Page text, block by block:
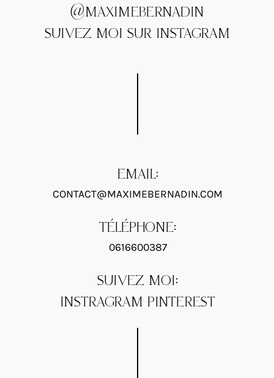
@MAXIMEBERNADIN
SUIVEZ MOI SUR INSTAGRAM
EMAIL:
CONTACT@MAXIMEBERNADIN.COM
TÉLÉPHONE:
0616600387
SUIVEZ MOI:
INSTRAGRAM PINTEREST